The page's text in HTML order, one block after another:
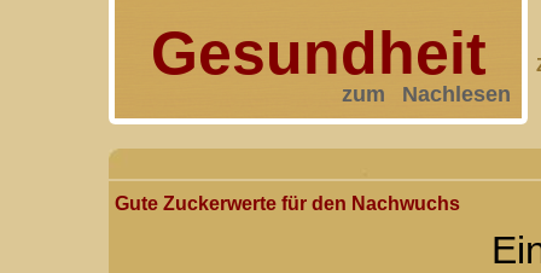
Gesundheit
zum Nachlesen
Gute Zuckerwerte für den Nachwuchs